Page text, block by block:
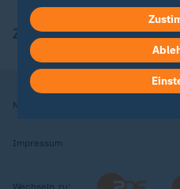
ZDFheute Apps
Nutzungsbedingungen
Impressum
Wechseln zu:
in deinen Einstellungen
Hier findest du das
Weitere Informationen
Datenschutzerklärung.